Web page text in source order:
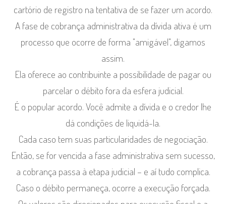
cartório de registro na tentativa de se fazer um acordo.
A fase de cobrança administrativa da dívida ativa é um
processo que ocorre de forma "amigável", digamos
assim.
Ela oferece ao contribuinte a possibilidade de pagar ou
parcelar o débito fora da esfera judicial.
É o popular acordo. Você admite a dívida e o credor lhe
dá condições de liquidá-la.
Cada caso tem suas particularidades de negociação.
Então, se for vencida a fase administrativa sem sucesso,
a cobrança passa à etapa judicial – e aí tudo complica.
Caso o débito permaneça, ocorre a execução forçada.